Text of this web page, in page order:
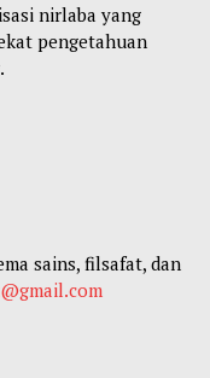
nirlaba yang
pengetahuan
sains, filsafat, dan